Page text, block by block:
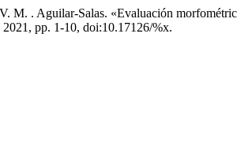
M. . Aguilar-Salas. «Evaluación
pp. 1-10, doi:10.17126/%x.